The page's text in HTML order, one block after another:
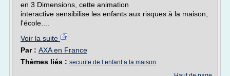
en 3 Dimensions, cette animation
interactive sensibilise les enfants aux risques à la maison,
l'école....
Voir la suite
Par : AXA en France
Thèmes liés : securite de l enfant a la maison